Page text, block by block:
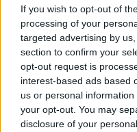
If you wish to opt-out of
processing of your
targeted advertising by
section to confirm your
opt-out request is
interest-based ads based
us or personal
your opt-out. You may
disclosure of your